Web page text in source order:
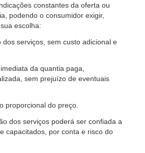
constantes da oferta ou
podendo o consumidor exigir,
escolha:
dos serviços, sem custo adicional e
da quantia paga,
sem prejuízo de eventuais
proporcional do preço.
dos serviços poderá ser confiada a
capacitados, por conta e risco do